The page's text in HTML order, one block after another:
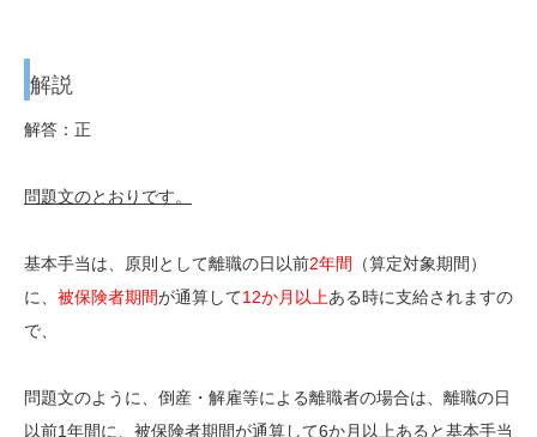
解説
解答：正
問題文のとおりです。
基本手当は、原則として離職の日以前2年間
（算定対象期間）
に、 被保険者期間が通算して12か月以上ある時に支給されますの
で、
問題文のように、倒産・解雇等による離職者の場合は、離職の日
以前1年間に、被保険者期間が通算して6か月以上あると基本手当